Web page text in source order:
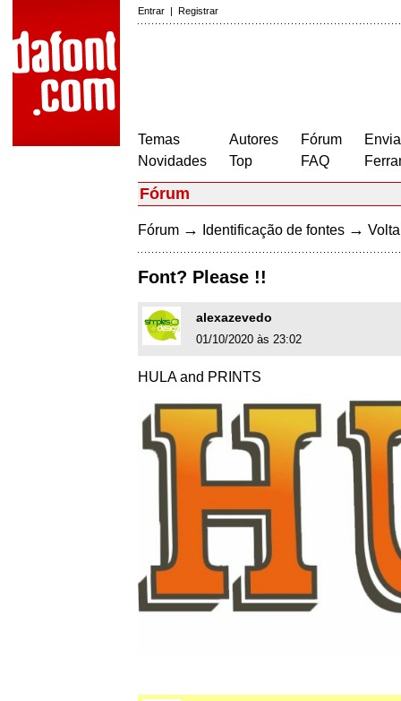
Entrar | Registrar
Temas
Novidades
Autores
Top
Fórum
FAQ
Fórum
Fórum → Identificação de fontes →
Font? Please !!
alexazevedo
01/10/2020 às 23:02
HULA and PRINTS